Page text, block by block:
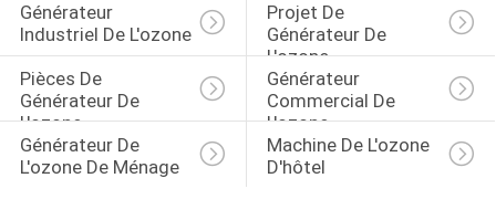
VISITE
D'USINE
CONTRÔLE
DE
Générateur
Industriel De L'ozone
Projet De
Générateur De
L'ozone
Pièces De
Générateur De
L'ozone
Générateur
Commercial De
L'ozone
Générateur De
L'ozone De Ménage
Machine De L'ozone
D'hôtel